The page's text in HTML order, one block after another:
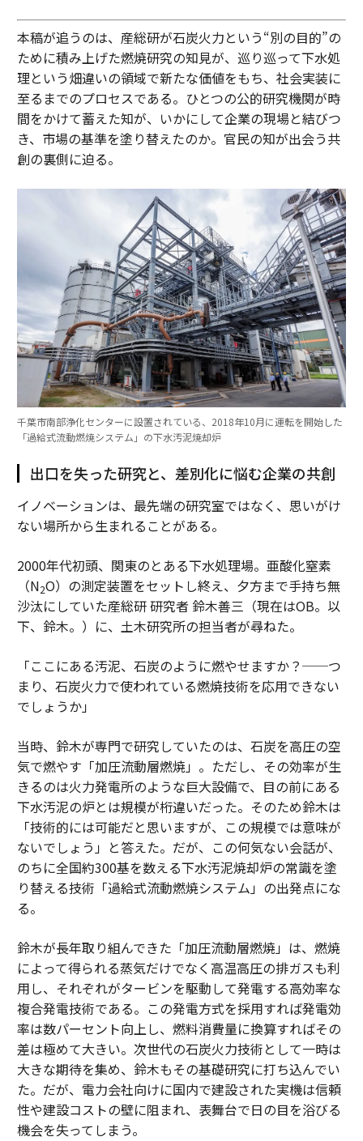
本稿が追うのは、産総研が石炭火力という“別の目的”の
ために積み上げた燃焼研究の知見が、巡り巡って下水処
理という畑違いの領域で新たな価値をもち、社会実装に
至るまでのプロセスである。ひとつの公的研究機関が時
間をかけて蓄えた知が、いかにして企業の現場と結びつ
き、市場の基準を塗り替えたのか。官民の知が出会う共
創の裏側に迫る。
千葉市南部浄化センターに設置されている、2018年10月に運転を開始した
「過給式流動燃焼システム」の下水汚泥焼却炉
出口を失った研究と、差別化に悩む企業の共創
イノベーションは、最先端の研究室ではなく、思いがけ
ない場所から生まれることがある。
2000年代初頭、関東のとある下水処理場。亜酸化窒素
（N2O）の測定装置をセットし終え、夕方まで手持ち無
沙汰にしていた産総研 研究者 鈴木善三（現在はOB。以
下、鈴木。）に、土木研究所の担当者が尋ねた。
「ここにある汚泥、石炭のように燃やせますか？──つ
まり、石炭火力で使われている燃焼技術を応用できない
でしょうか」
当時、鈴木が専門で研究していたのは、石炭を高圧の空
気で燃やす「加圧流動層燃焼」。ただし、その効率が生
きるのは火力発電所のような巨大設備で、目の前にある
下水汚泥の炉とは規模が桁違いだった。そのため鈴木は
「技術的には可能だと思いますが、この規模では意味が
ないでしょう」と答えた。だが、この何気ない会話が、
のちに全国約300基を数える下水汚泥焼却炉の常識を塗
り替える技術「過給式流動燃焼システム」の出発点にな
る。
鈴木が長年取り組んできた「加圧流動層燃焼」は、燃焼
によって得られる蒸気だけでなく高温高圧の排ガスも利
用し、それぞれがタービンを駆動して発電する高効率な
複合発電技術である。この発電方式を採用すれば発電効
率は数パーセント向上し、燃料消費量に換算すればその
差は極めて大きい。次世代の石炭火力技術として一時は
大きな期待を集め、鈴木もその基礎研究に打ち込んでい
た。だが、電力会社向けに国内で建設された実機は信頼
性や建設コストの壁に阻まれ、表舞台で日の目を浴びる
機会を失ってしまう。